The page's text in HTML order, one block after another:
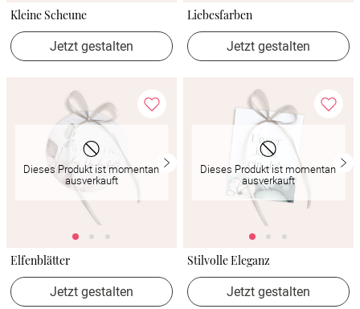
Kleine Scheune
Jetzt gestalten
Liebesfarben
Jetzt gestalten
Dieses Produkt ist momentan
ausverkauft
Elfenblätter
Jetzt gestalten
Dieses Produkt ist momentan
ausverkauft
Stilvolle Eleganz
Jetzt gestalten